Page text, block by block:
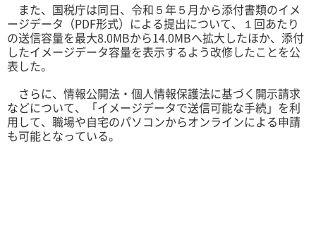
また、国税庁は同日、令和５年５月から添付書類のイメ
ージデータ（PDF形式）による提出について、１回あたり
の送信容量を最大8.0MBから14.0MBへ拡大したほか、添付
したイメージデータ容量を表示するよう改修したことを公
表した。
さらに、情報公開法・個人情報保護法に基づく開示請求
などについて、「イメージデータで送信可能な手続」を利
用して、職場や自宅のパソコンからオンラインによる申請
も可能となっている。